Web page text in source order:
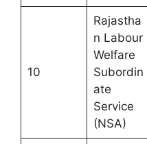
10
Rajastha
n Labour
Welfare
Subordin
ate
Service
(NSA)